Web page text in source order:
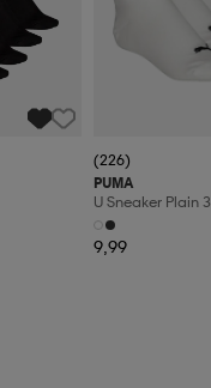
(226)
PUMA
U Sneaker Plain
9,99